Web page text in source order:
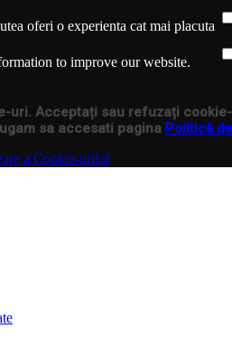
oferi o experienta cat mai placuta
to improve our website.
uri. Acceptați sau refuzați
sa accesati pagina Politică
a Cookie-urilor